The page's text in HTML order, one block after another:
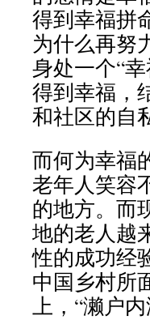
得到幸福拼
为什么再努
身处一个“
得到幸福，
和社区的自
而何为幸福
老年人笑容
的地方。而
地的老人越
性的成功经
中国乡村所
上，“濑户